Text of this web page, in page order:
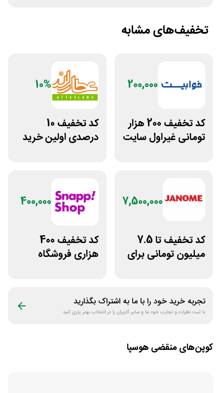
تخفیف‌های مشابه
200,000
کد تخفیف 200 هزار
تومانی غیراول سایت
10%
کد تخفیف 10
درصدی اولین خرید
7,500,000
کد تخفیف تا 7.5
میلیون تومانی برای
400,000
کد تخفیف 400
هزاری فروشگاه
تجربه خرید خود را با ما به اشتراک بگذارید
با ثبت نظرات و تجارب خود ما و سایر کاربران را در انتخاب بهتر یاری کنید
کوپن‌های منقضی هوسپا